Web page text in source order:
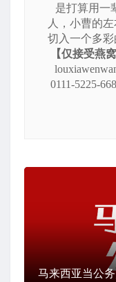
是打算用一
人，小曹的
切入一个多彩
【仅接受燕
0111-5225-
马来西亚当公